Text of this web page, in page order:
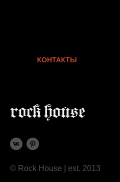
КОНТАКТЫ
© Rock House | est. 2013